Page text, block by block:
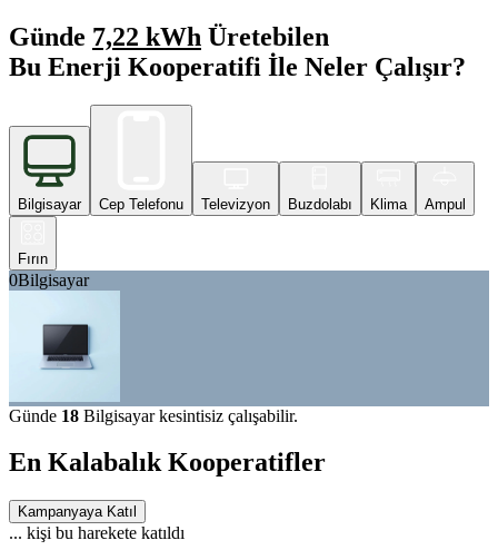
Günde 7,22 kWh Üretebilen
Bu Enerji Kooperatifi İle Neler Çalışır?
Bilgisayar Cep Telefonu Televizyon Buzdolabı Klima Ampul
Fırın
0Bilgisayar
Günde 18 Bilgisayar kesintisiz çalışabilir.
En Kalabalık Kooperatifler
Kampanyaya Katıl
... kişi bu harekete katıldı